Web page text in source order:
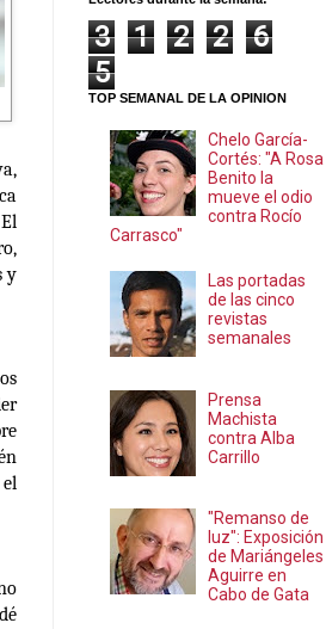
y
3 1 2 2
6
5
TOP SEMANAL DE LA OPINION
Chelo García-
Cortés: "A Rosa
Benito la
mueve el odio
contra Rocío
Carrasco"
Las portadas
de las cinco
revistas
semanales
Prensa
Machista
contra Alba
Carrillo
"Remanso de
luz": Exposición
de Mariángeles
Aguirre en
Cabo de Gata